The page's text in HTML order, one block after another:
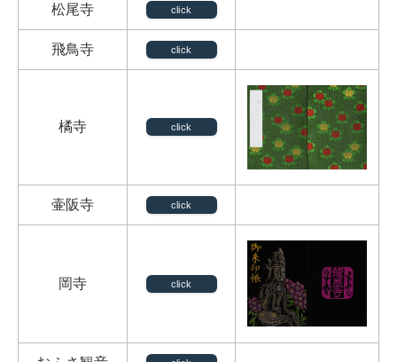
松尾寺 click
飛鳥寺 click
橘寺 click
壷阪寺 click
岡寺 click